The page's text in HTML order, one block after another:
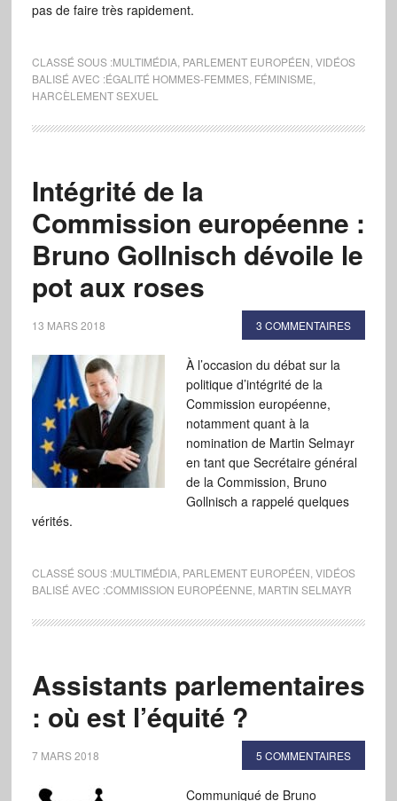
pas de faire très rapidement.
CLASSÉ SOUS :MULTIMÉDIA, PARLEMENT EUROPÉEN VIDÉOS
BALISÉ AVEC :ÉGALITÉ HOMMES-FEMMES, FÉMINISME
HARCÈLEMENT SEXUEL
Intégrité de la
Commission européenne :
Bruno Gollnisch dévoile le
pot aux roses
13 MARS 2018 3 COMMENTAIRES
À l’occasion du débat sur la
politique d’intégrité de la
Commission européenne,
notamment quant à la
nomination de Martin Selmayr
en tant que Secrétaire général
de la Commission, Bruno
Gollnisch a rappelé quelques
vérités.
CLASSÉ SOUS :MULTIMÉDIA, PARLEMENT EUROPÉEN VIDÉOS
BALISÉ AVEC :COMMISSION EUROPÉENNE MARTIN SELMAYR
Assistants parlementaires
: où est l’équité ?
7 MARS 2018 5 COMMENTAIRES
Communiqué de Bruno